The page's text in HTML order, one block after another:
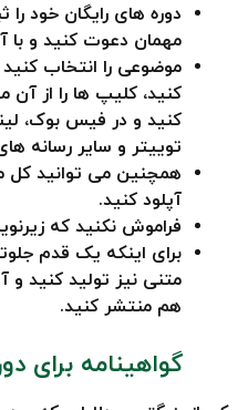
دوره های رایگان خود
مهمان دعوت کنید و با
موضوعی را انتخاب
کنید، کلیپ ها را از
کنید و در فیس بوک،
توییتر و سایر رسانه
همچنین می توانید کل
آپلود کنید.
فراموش نکنید که
برای اینکه یک قدم
متنی نیز تولید کنید
هم منتشر کنید.
گواهینامه برای